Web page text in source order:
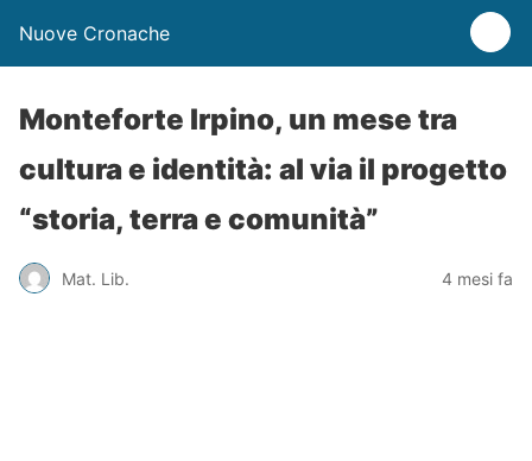
Nuove Cronache
Monteforte Irpino, un mese tra
cultura e identità: al via il progetto
“storia, terra e comunità”
Mat. Lib. 4 mesi fa